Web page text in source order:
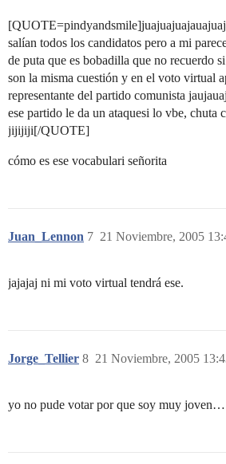
salían todos los candidatos pero a mi
de puta que es bobadilla que no recuerdo
son la misma cuestión y en el voto virtual
representante del partido comunista
ese partido le da un ataquesi lo vbe, chuta
jijijiji[/QUOTE]
cómo es ese vocabulari señorita
Juan_Lennon 21 Noviembre, 2005
7
jajajaj ni mi voto virtual tendrá ese.
Jorge_Tellier 21 Noviembre, 2005
8
yo no pude votar por que soy muy joven…